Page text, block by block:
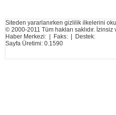
Siteden yararlanırken gizlilik ilkelerini
© 2000-2011 Tüm hakları saklıdır.
Haber Merkezi: | Faks: | Destek:
Sayfa Üretimi: 0.1590